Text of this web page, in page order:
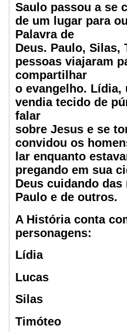
Saulo passou a se
de um lugar para
Palavra de
Deus. Paulo, Silas,
pessoas viajaram
compartilhar
o evangelho. Lídia,
vendia tecido de
falar
sobre Jesus e se
convidou os
lar enquanto
pregando em sua
Deus cuidando das
Paulo e de outros.
A História conta
personagens:
Lídia
Lucas
Silas
Timóteo